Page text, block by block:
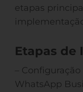
etapas
Etapas de
–
WhatsApp